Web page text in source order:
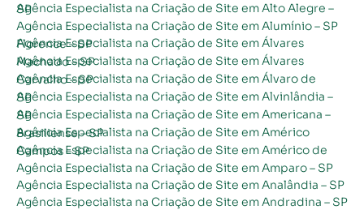
Agência Especialista na Criação de Site em Alto Alegre – SP
Agência Especialista na Criação de Site em Alumínio – SP
Agência Especialista na Criação de Site em Álvares Florence – SP
Agência Especialista na Criação de Site em Álvares Machado – SP
Agência Especialista na Criação de Site em Álvaro de Carvalho – SP
Agência Especialista na Criação de Site em Alvinlândia – SP
Agência Especialista na Criação de Site em Americana – SP
Agência Especialista na Criação de Site em Américo Brasiliense – SP
Agência Especialista na Criação de Site em Américo de Campos – SP
Agência Especialista na Criação de Site em Amparo – SP
Agência Especialista na Criação de Site em Analândia – SP
Agência Especialista na Criação de Site em Andradina – SP